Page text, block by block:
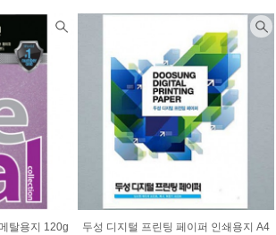
탈용지 120g
두성 디지털 프린팅 페이퍼 인쇄용지 A4